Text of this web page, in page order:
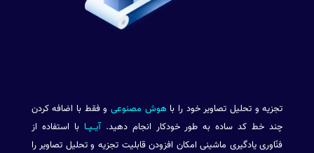
تجزیه و تحلیل تصاویر خود را با هوش مصنوعیو فقط با اضافه کردن
چند خط کد ساده به طور خودکار انجام دهید.آیــپــا با استفاده از
فنّاوری یادگیری ماشینی امکان افزودن قابلیت تجزیه و تحلیل تصاویر را